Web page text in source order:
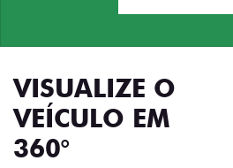
VISUALIZE O
VEÍCULO EM
360°